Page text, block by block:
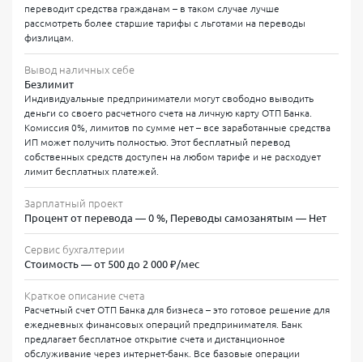
переводит средства гражданам – в таком случае лучше
рассмотреть более старшие тарифы с льготами на переводы
физлицам.
Вывод наличных себе
Безлимит
Индивидуальные предприниматели могут свободно выводить
деньги со своего расчетного счета на личную карту ОТП Банка.
Комиссия 0%, лимитов по сумме нет – все заработанные средства
ИП может получить полностью. Этот бесплатный перевод
собственных средств доступен на любом тарифе и не расходует
лимит бесплатных платежей.
Зарплатный проект
Процент от перевода — 0 %, Переводы самозанятым — Нет
Сервис бухгалтерии
Стоимость — от 500 до 2 000 ₽/мес
Краткое описание счета
Расчетный счет ОТП Банка для бизнеса – это готовое решение для
ежедневных финансовых операций предпринимателя. Банк
предлагает бесплатное открытие счета и дистанционное
обслуживание через интернет-банк. Все базовые операции